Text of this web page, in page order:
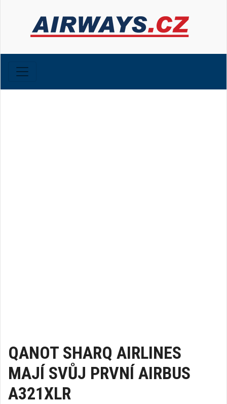
QANOT SHARQ AIRLINES
MAJÍ SVŮJ PRVNÍ AIRBUS
A321XLR